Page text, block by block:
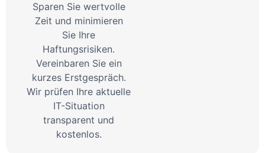
Sparen Sie wertvolle
Zeit und minimieren
Sie Ihre
Haftungsrisiken.
Vereinbaren Sie ein
kurzes Erstgespräch.
Wir prüfen Ihre aktuelle
IT-Situation
transparent und
kostenlos.